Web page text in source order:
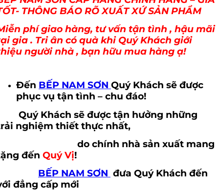
THÔNG BÁO RÕ XUẤT XỨ SẢN PHẨM
phí giao hàng, tư vấn tận tình , hậu mãi
gia . Tri ân có quà khi Quý Khách giới
người nhà , bạn hữu mua hàng ạ!
Đến BẾP NAM SƠN Quý Khách sẽ được
phục vụ tận tình – chu đáo!
Khách sẽ được tận hưởng những
nghiệm thiết thực nhất,
chính nhà sản xuất mang
đến Quý Vị!
BẾP NAM SƠN đưa Quý Khách đến
đẳng cấp mới